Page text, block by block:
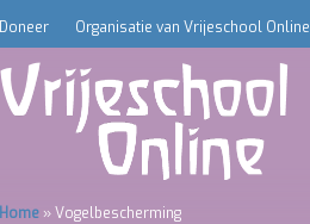
Doneer Organisatie van Vrijeschool Online
Home »Vogelbescherming